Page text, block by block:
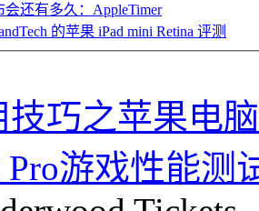
还有多久：AppleTimer
的苹果 iPad mini Retina 评测
巧之苹果电
Pro游戏性能测